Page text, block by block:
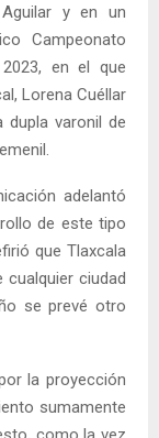
y en un
Campeonato
en el que
Lorena Cuéllar
dupla varonil de
adelantó
de este tipo
que Tlaxcala
ciudad
se prevé otro
la proyección
sumamente